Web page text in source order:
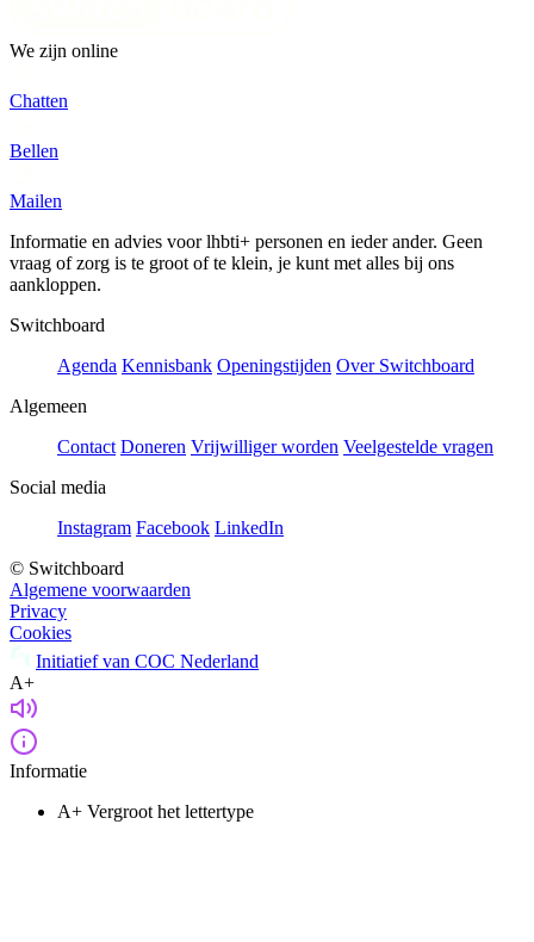
We zijn online
Chatten
Bellen
Mailen
Informatie en advies voor lhbti+ personen en ieder ander. Geen
vraag of zorg is te groot of te klein, je kunt met alles bij ons
aankloppen.
Switchboard
Agenda Kennisbank Openingstijden Over Switchboard
Algemeen
Contact Doneren Vrijwilliger worden Veelgestelde vragen
Social media
Instagram Facebook LinkedIn
© Switchboard
Algemene voorwaarden
Privacy
Cookies
Initiatief van COC Nederland
A+
Informatie
A+ Vergroot het lettertype